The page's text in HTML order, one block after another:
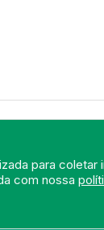
para
com nossa
-